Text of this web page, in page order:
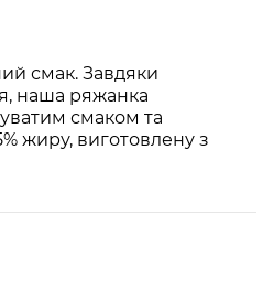
смак. Завдяки
наша ряжанка
смаком та
жиру, виготовлену з